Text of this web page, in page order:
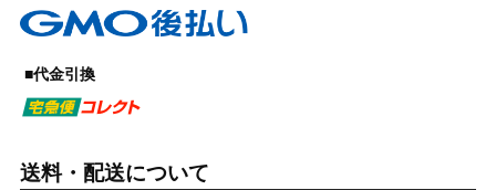
■代金引換
送料・配送について